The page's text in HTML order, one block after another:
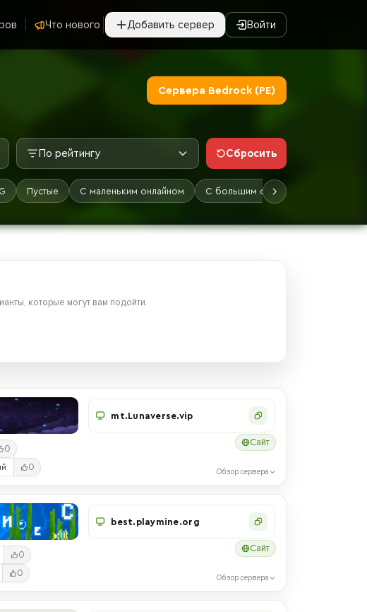
Что нового Добавить сервер Войти
Сервера Bedrock (PE)
По рейтингу Сбросить
Пустые С маленьким онлайном С большим онлайном
которые могут вам подойти.
0
0
mt.Lunaverse.vip
Сайт
Обзор сервера
0
0
best.playmine.org
Сайт
Обзор сервера